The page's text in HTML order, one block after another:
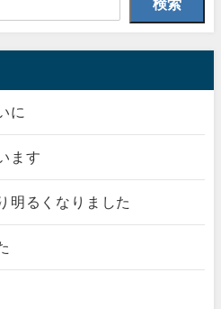
検索
に
ます
明るくなりました